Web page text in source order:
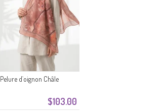
$103.00
Pelure d`oignon Châle